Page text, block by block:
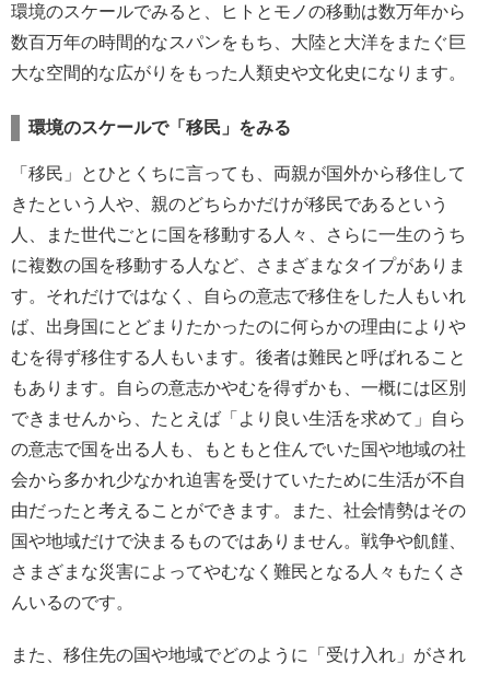
環境のスケールでみると、ヒトとモノの移動は数万年から
数百万年の時間的なスパンをもち、大陸と大洋をまたぐ巨
大な空間的な広がりをもった人類史や文化史になります。
環境のスケールで「移民」をみる
「移民」とひとくちに言っても、両親が国外から移住して
きたという人や、親のどちらかだけが移民であるという
人、また世代ごとに国を移動する人々、さらに一生のうち
に複数の国を移動する人など、さまざまなタイプがありま
す。それだけではなく、自らの意志で移住をした人もいれ
ば、出身国にとどまりたかったのに何らかの理由によりや
むを得ず移住する人もいます。後者は難民と呼ばれること
もあります。自らの意志かやむを得ずかも、一概には区別
できませんから、たとえば「より良い生活を求めて」自ら
の意志で国を出る人も、もともと住んでいた国や地域の社
会から多かれ少なかれ迫害を受けていたために生活が不自
由だったと考えることができます。また、社会情勢はその
国や地域だけで決まるものではありません。戦争や飢饉、
さまざまな災害によってやむなく難民となる人々もたくさ
んいるのです。
また、移住先の国や地域でどのように「受け入れ」がされ